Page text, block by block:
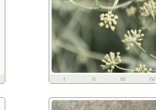
I II III IV